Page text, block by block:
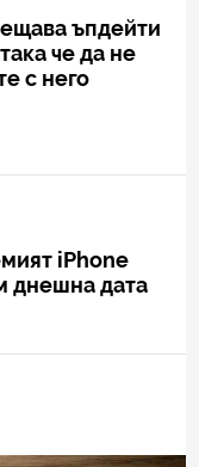
ъпдейти
че да не
с него
iPhone
днешна дата